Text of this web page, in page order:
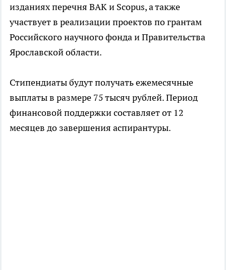
изданиях перечня ВАК и Scopus, а также
участвует в реализации проектов по грантам
Российского научного фонда и Правительства
Ярославской области.
Стипендиаты будут получать ежемесячные
выплаты в размере 75 тысяч рублей. Период
финансовой поддержки составляет от 12
месяцев до завершения аспирантуры.